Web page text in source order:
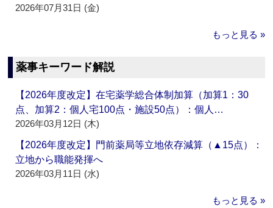
2026年07月31日 (金)
もっと見る »
薬事キーワード解説
【2026年度改定】在宅薬学総合体制加算（加算1：30
点、加算2：個人宅100点・施設50点）：個人…
2026年03月12日 (木)
【2026年度改定】門前薬局等立地依存減算（▲15点）：
立地から職能発揮へ
2026年03月11日 (水)
もっと見る »